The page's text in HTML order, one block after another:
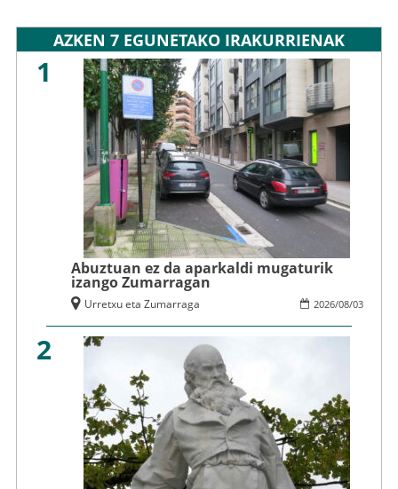
AZKEN 7 EGUNETAKO IRAKURRIENAK
1
Abuztuan ez da aparkaldi mugaturik
izango Zumarragan
2026/08/03
Urretxu eta Zumarraga
2